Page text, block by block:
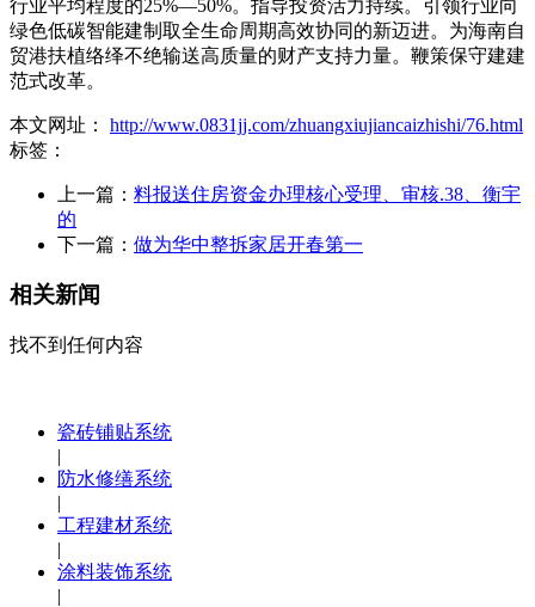
行业平均程度的25%—50%。指导投资活力持续。引领行业向
绿色低碳智能建制取全生命周期高效协同的新迈进。为海南自
贸港扶植络绎不绝输送高质量的财产支持力量。鞭策保守建建
范式改革。
本文网址： http://www.0831jj.com/zhuangxiujiancaizhishi/76.html
标签：
上一篇： 料报送住房资金办理核心受理、审核.38、衡宇
的
下一篇： 做为华中整拆家居开春第一
相关新闻
找不到任何内容
瓷砖铺贴系统
|
防水修缮系统
|
工程建材系统
|
涂料装饰系统
|